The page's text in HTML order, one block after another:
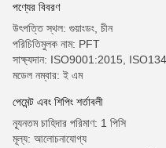
পণ্যের বিবরণ
উৎপত্তি স্থল: গুয়াংডং, চীন
পরিচিতিমুলক নাম: PFT
সাক্ষ্যদান: ISO9001:2015,
মডেল নম্বার: ই এম
পেমেন্ট এবং শিপিং শর্তাবলী
ন্যূনতম চাহিদার পরিমাণ: 1 পিসি
মূল্য: আলোচনাযোগ্য